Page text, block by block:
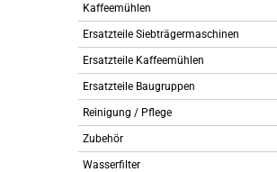
Kaffeemühlen
Ersatzteile Siebträgermaschinen
Ersatzteile Kaffeemühlen
Ersatzteile Baugruppen
Reinigung / Pflege
Zubehör
Wasserfilter